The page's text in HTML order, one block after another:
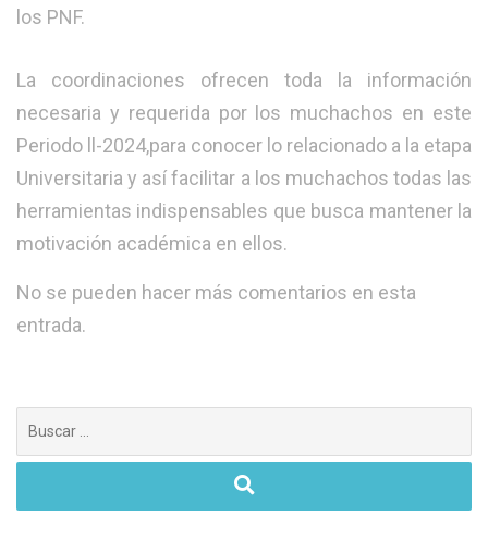
los PNF.
La coordinaciones ofrecen toda la información
necesaria y requerida por los muchachos en este
Periodo ll-2024,para conocer lo relacionado a la etapa
Universitaria y así facilitar a los muchachos todas las
herramientas indispensables que busca mantener la
motivación académica en ellos.
No se pueden hacer más comentarios en esta
entrada.